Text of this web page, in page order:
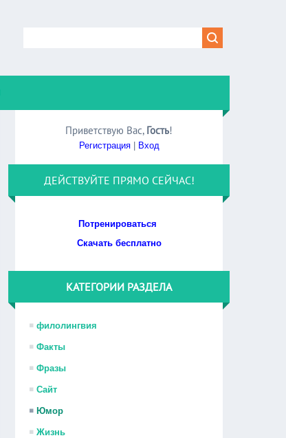
Приветствую Вас, Гость!
Регистрация| Вход
ДЕЙСТВУЙТЕ ПРЯМО СЕЙЧАС!
Потренироваться
Скачать бесплатно
КАТЕГОРИИ РАЗДЕЛА
филолингвия
Факты
Фразы
Сайт
Юмор
Жизнь